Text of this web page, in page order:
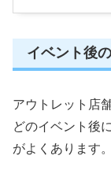
イベント後
アウトレット店
どのイベント後
がよくあります。